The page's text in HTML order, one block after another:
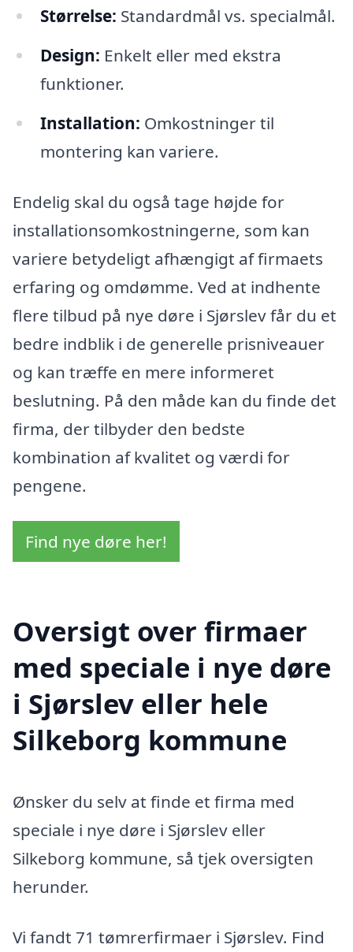
Størrelse: Standardmål vs. specialmål.
Design: Enkelt eller med ekstra
funktioner.
Installation: Omkostninger til
montering kan variere.
Endelig skal du også tage højde for
installationsomkostningerne, som kan
variere betydeligt afhængigt af firmaets
erfaring og omdømme. Ved at indhente
flere tilbud på nye døre i Sjørslev får du et
bedre indblik i de generelle prisniveauer
og kan træffe en mere informeret
beslutning. På den måde kan du finde det
firma, der tilbyder den bedste
kombination af kvalitet og værdi for
pengene.
Find nye døre her!
Oversigt over firmaer
med speciale i nye døre
i Sjørslev eller hele
Silkeborg kommune
Ønsker du selv at finde et firma med
speciale i nye døre i Sjørslev eller
Silkeborg kommune, så tjek oversigten
herunder.
Vi fandt 71 tømrerfirmaer i Sjørslev. Find